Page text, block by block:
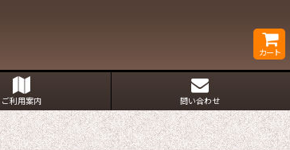
カート
ご利用案内 問い合わせ